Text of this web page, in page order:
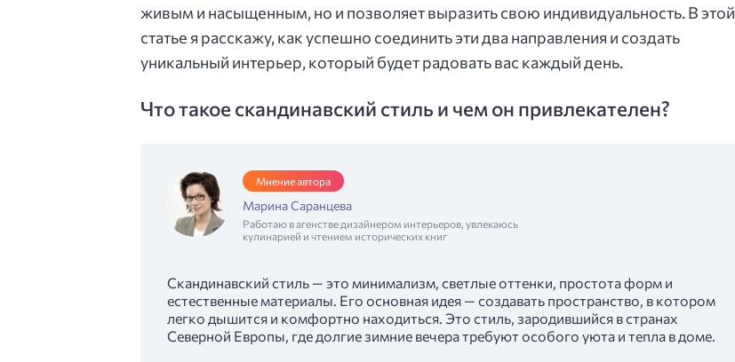
живым и насыщенным, но и позволяет выразить свою индивидуальность. В этой
статье я расскажу, как успешно соединить эти два направления и создать
уникальный интерьер, который будет радовать вас каждый день.
Что такое скандинавский стиль и чем он привлекателен?
Мнение автора
Марина Саранцева
Работаю в агенстве дизайнером интерьеров, увлекаюсь
кулинарией и чтением исторических книг
Скандинавский стиль — это минимализм, светлые оттенки, простота форм и
естественные материалы. Его основная идея — создавать пространство, в котором
легко дышится и комфортно находиться. Это стиль, зародившийся в странах
Северной Европы, где долгие зимние вечера требуют особого уюта и тепла в доме.